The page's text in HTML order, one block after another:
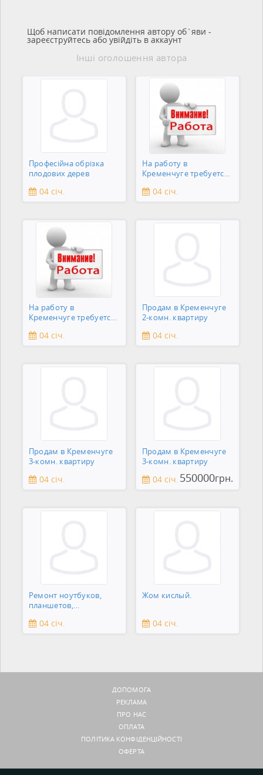
Щоб написати повідомлення автору об`яви -
зареєструйтесь або увійдіть в аккаунт
Інші оголошення автора
Професійна обрізка
плодових дерев
04 січ.
На работу в
Кременчуге требуется
04 січ.
На работу в
Кременчуге требуется
04 січ.
Продам в Кременчуге
2-комн. квартиру
04 січ.
Продам в Кременчуге
3-комн. квартиру
04 січ.
Продам в Кременчуге
3-комн. квартиру
04 січ. 550000грн.
Ремонт ноутбуков,
планшетов,
зеркальны
04 січ.
Жом кислый.
04 січ.
ДОПОМОГА
РЕКЛАМА
ПРО НАС
ОПЛАТА
ПОЛІТИКА КОНФІДЕНЦІЙНОСТІ
ОФЕРТА